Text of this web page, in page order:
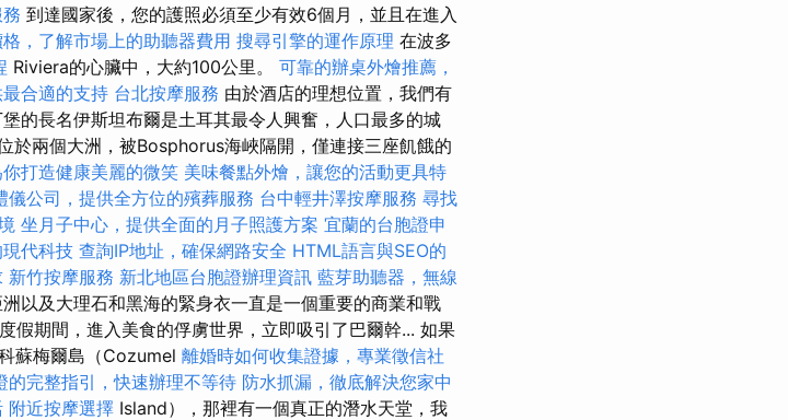
到達國家後，您的護照必須至少有效6個月，並且在進入
，了解市場上的助聽器費用 搜尋引擎的運作原理 在波多
Riviera的心臟中，大約100公里。 可靠的辦桌外燴推薦，
合適的支持 台北按摩服務 由於酒店的理想位置，我們有
的長名伊斯坦布爾是土耳其最令人興奮，人口最多的城
於兩個大洲，被Bosphorus海峽隔開，僅連接三座飢餓的
打造健康美麗的微笑 美味餐點外燴，讓您的活動更具特
儀公司，提供全方位的殯葬服務 台中輕井澤按摩服務 尋找
坐月子中心，提供全面的月子照護方案 宜蘭的台胞證申
代科技 查詢IP地址，確保網路安全 HTML語言與SEO的
新竹按摩服務 新北地區台胞證辦理資訊 藍芽助聽器，無線
以及大理石和黑海的緊身衣一直是一個重要的商業和戰
假期間，進入美食的俘虜世界，立即吸引了巴爾幹... 如果
蘇梅爾島（Cozumel 離婚時如何收集證據，專業徵信社
的完整指引，快速辦理不等待 防水抓漏，徹底解決您家中
附近按摩選擇 Island），那裡有一個真正的潛水天堂，我